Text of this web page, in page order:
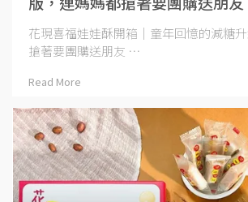
花現喜福娃娃酥開箱｜童年回憶的減糖
搶著要團購送朋友 ⋯
Read More